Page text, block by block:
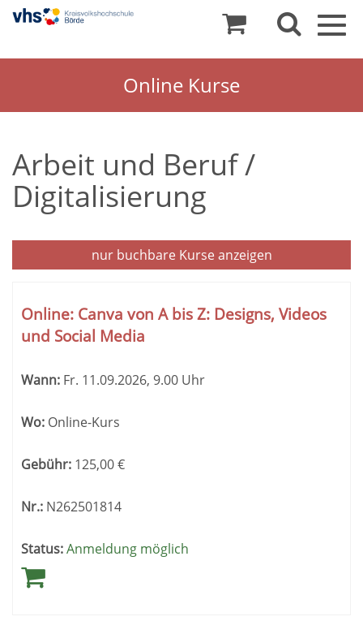
Online Kurse
Arbeit und Beruf /
Digitalisierung
nur buchbareKurse anzeigen
Tabellenüberschriften
können
sortiert
Online: Canva von A bis Z: Designs, Videos
und Social Media
Wann: Fr. 11.09.2026, 9.00 Uhr
Wo: Online-Kurs
Gebühr: 125,00€
Nr.: N262501814
Status:Anmeldung möglich